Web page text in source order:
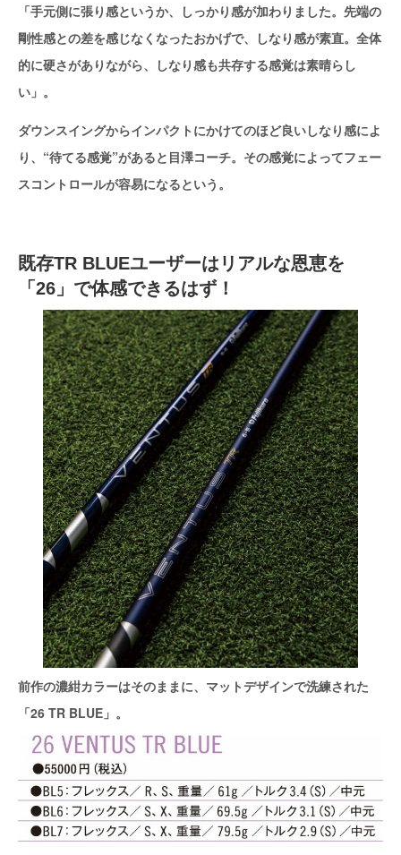
「手元側に張り感というか、しっかり感が加わりました。先端の
剛性感との差を感じなくなったおかげで、しなり感が素直。全体
的に硬さがありながら、しなり感も共存する感覚は素晴らし
い」。
ダウンスイングからインパクトにかけてのほど良いしなり感によ
り、“待てる感覚”があると目澤コーチ。その感覚によってフェー
スコントロールが容易になるという。
既存TR BLUEユーザーはリアルな恩恵を
「26」で体感できるはず！
前作の濃紺カラーはそのままに、マットデザインで洗練された
「26 TR BLUE」。